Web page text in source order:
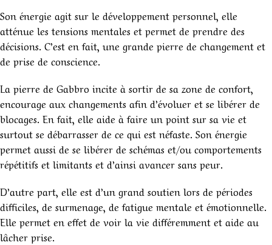
Son énergie agit sur le développement personnel, elle
atténue les tensions mentales et permet de prendre des
décisions. C’est en fait, une grande pierre de changement et
de prise de conscience.
La pierre de Gabbro incite à sortir de sa zone de confort,
encourage aux changements afin d’évoluer et se libérer de
blocages. En fait, elle aide à faire un point sur sa vie et
surtout se débarrasser de ce qui est néfaste. Son énergie
permet aussi de se libérer de schémas et/ou comportements
répétitifs et limitants et d’ainsi avancer sans peur.
D’autre part, elle est d’un grand soutien lors de périodes
difficiles, de surmenage, de fatigue mentale et émotionnelle.
Elle permet en effet de voir la vie différemment et aide au
lâcher prise.